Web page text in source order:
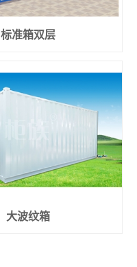
标准箱双层
大波纹箱